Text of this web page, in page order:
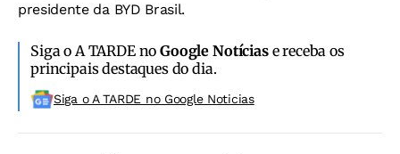
presidente da BYD Brasil.
Siga o A TARDE noGoogle Notíciase receba os
principais destaques do dia.
Siga o A TARDE no Google Noticias